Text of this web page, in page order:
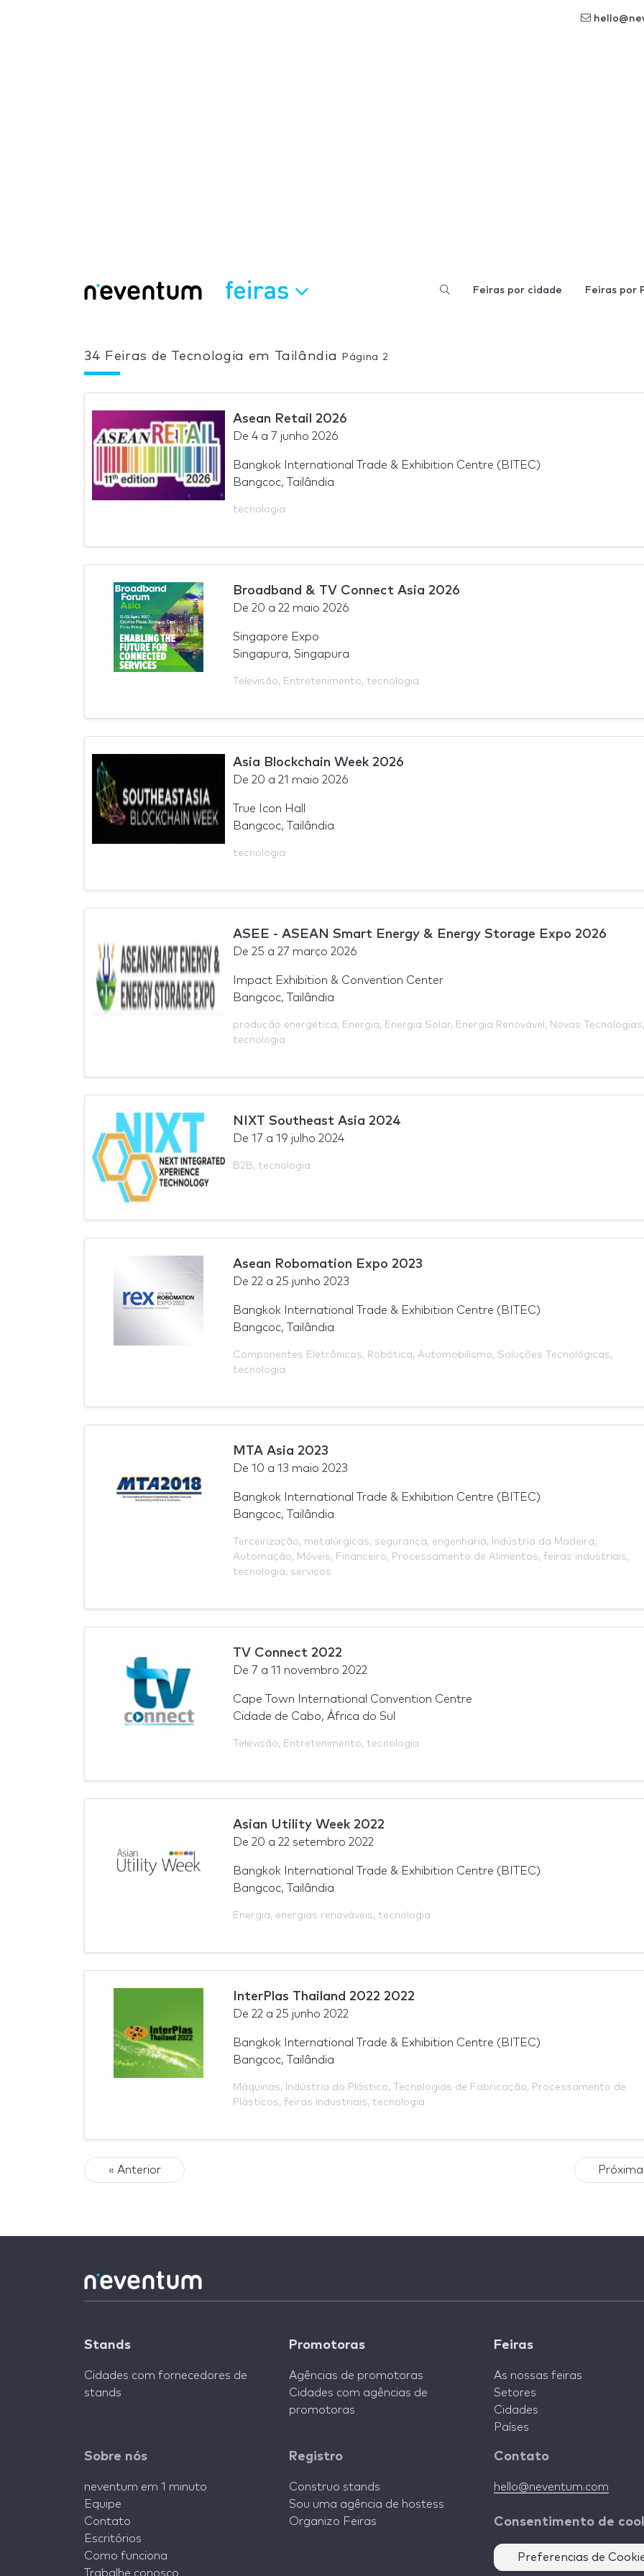
feiras Feiras por cidade Feiras por
34 Feiras de Tecnologia em Tailândia Página 2
Asean Retail 2026
De 4a 7 junho 2026
Bangkok International Trade & Exhibition Centre (BITEC)
Bangcoc, Tailândia
tecnologia
Broadband & TV Connect Asia 2026
De 20 a 22 maio 2026
Singapore Expo
Singapura, Singapura
Televisão, Entretenimento, tecnologia
Asia Blockchain Week 2026
De 20 a 21 maio 2026
True Icon Hall
Bangcoc, Tailândia
tecnologia
ASEE - ASEAN Smart Energy & Energy Storage Expo 2026
De 25 a 27 março 2026
Impact Exhibition & Convention Center
Bangcoc, Tailândia
produção energética, Energia, Energia Solar, Energia Renovável , Novas Tecnologias,
tecnologia
NIXT Southeast Asia 2024
De 17 a 19 julho 2024
B2B, tecnologia
Asean Robomation Expo 2023
De 22 a 25 junho 2023
Bangkok International Trade & Exhibition Centre (BITEC)
Bangcoc, Tailândia
Componentes Eletrônicos, Robótica, Automobilismo, Soluções Tecnológicas,
tecnologia
MTA Asia 2023
De 10 a 13 maio 2023
Bangkok International Trade & Exhibition Centre (BITEC)
Bangcoc, Tailândia
Terceirização, metalúrgicas, segurança, engenharia, Indústria da Madeira,
Automação, Móveis, Financeiro, Processamento de Alimentos, feiras industriais,
tecnologia, serviços
TV Connect 2022
De 7 a 11 novembro 2022
Cape Town International Convention Centre
Cidade de Cabo, África do Sul
Televisão, Entretenimento, tecnologia
Asian Utility Week 2022
De 20 a 22 setembro 2022
Bangkok International Trade & Exhibition Centre (BITEC)
Bangcoc, Tailândia
Energia, energias renováveis, tecnologia
InterPlas Thailand 2022 2022
De 22 a 25 junho 2022
Bangkok International Trade & Exhibition Centre (BITEC)
Bangcoc, Tailândia
Máquinas, Indústria do Plástico, Tecnologias de Fabricação, Processamento de
Plásticos, feiras industriais, tecnologia
« Anterior Próxima
Stands
Cidades com fornecedores de
stands
Promotoras
Agências de promotoras
Cidades com agências de
promotoras
Feiras
As nossas feiras
Setores
Cidades
Países
Sobre nós
neventum em 1 minuto
Equipe
Contato
Escritórios
Como funciona
Trabalhe conosco
Registro
Construo stands
Sou uma agência de hostess
Organizo Feiras
Contato
hello@neventum.com
Consentimento de
Preferencias de